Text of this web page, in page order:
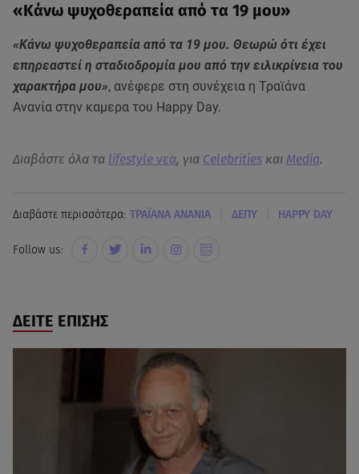
«Κάνω ψυχοθεραπεία από τα 19 μου»
«Κάνω ψυχοθεραπεία από τα 19 μου. Θεωρώ ότι έχει
επηρεαστεί η σταδιοδρομία μου από την ειλικρίνεια του
χαρακτήρα μου», ανέφερε στη συνέχεια η Τραϊάνα
Ανανία στην καμερα του Happy Day.
Διαβάστε όλα τα lifestyle νεα, για Celebrities και Media.
Διαβάστε περισσότερα: ΤΡΑΪΑΝΑ ΑΝΑΝΙΑ ΔΕΠΥ HAPPY DAY
Follow us:
ΔΕΙΤΕ ΕΠΙΣΗΣ